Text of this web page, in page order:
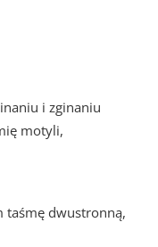
i zginaniu
motyli,
taśmę dwustronną,